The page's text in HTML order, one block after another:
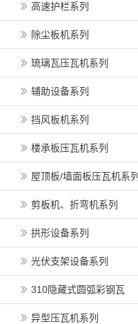
高速护栏系列
除尘板机系列
琉璃瓦压瓦机系列
辅助设备系列
挡风板机系列
楼承板压瓦机系列
屋顶板/墙面板压瓦机系列
剪板机、折弯机系列
拱形设备系列
光伏支架设备系列
310隐藏式圆弧彩钢瓦
异型压瓦机系列